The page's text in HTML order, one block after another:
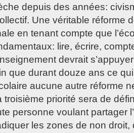
depuis des années:
Une véritable réforme
en tenant compte que
lire, écrire,
devrait
que durant douze ans ce
aucune autre réforme
troisième priorité sera de
personne voulant partager
les zones de non